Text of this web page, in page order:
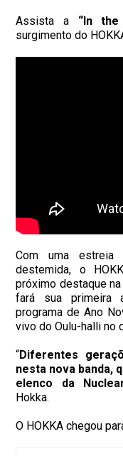
Assista a “In the
surgimento do
Com uma estreia
destemida, o
próximo destaque
fará sua primeira
programa de Ano
vivo do Oulu-halli no
“Diferentes
nesta nova banda,
elenco da
Hokka.
O HOKKA chegou